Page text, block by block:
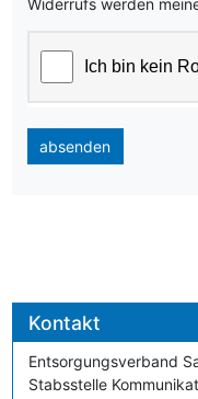
absenden
Kontakt
Entsorgungsverband
Stabsstelle